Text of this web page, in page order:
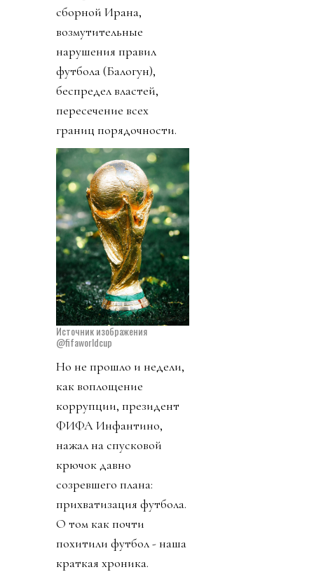
сборной Ирана,
возмутительные
нарушения правил
футбола (Балогун),
беспредел властей,
пересечение всех
границ порядочности.
Источник изображения
@fifaworldcup
Но не прошло и недели,
как воплощение
коррупции, президент
ФИФА Инфантино,
нажал на спусковой
крючок давно
созревшего плана:
прихватизация футбола.
О том как почти
похитили футбол - наша
краткая хроника.